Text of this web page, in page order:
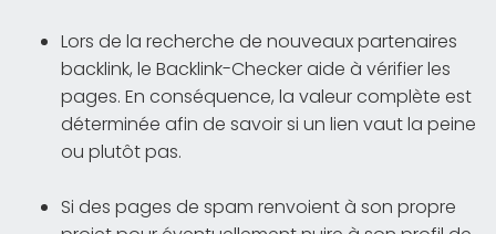
Lors de la recherche de nouveaux partenaires
backlink, le Backlink-Checker aide à vérifier les
pages. En conséquence, la valeur complète est
déterminée afin de savoir si un lien vaut la peine
ou plutôt pas.
Si des pages de spam renvoient à son propre